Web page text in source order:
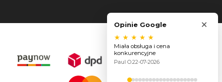
Opinie Google ×
★ ★ ★ ★ ★
Miała obsługa i cena
konkurencyjne
Paul O.22-07-2026